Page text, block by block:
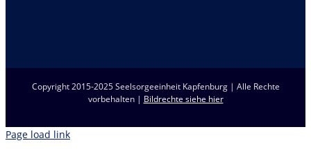
Copyright 2015-2025 Seelsorgeeinheit Kapfenburg | Alle Rechte
vorbehalten | Bildrechte siehe hier
Page load link